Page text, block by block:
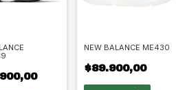
NEW BALANCE ME430
$89.900,00